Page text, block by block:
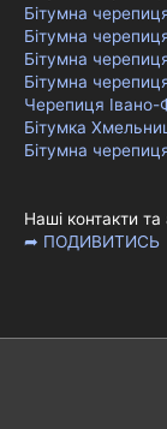
Бітумна
Бітумна
Бітумна
Бітумна
Черепиця Івано-
Бітумка
Бітумна
Наші контакти та
➦ ПОДИВИТИСЬ